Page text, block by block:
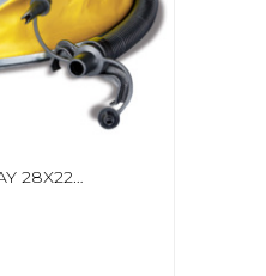
MIESZEK BESTWAY 28X22CM 62005 7826